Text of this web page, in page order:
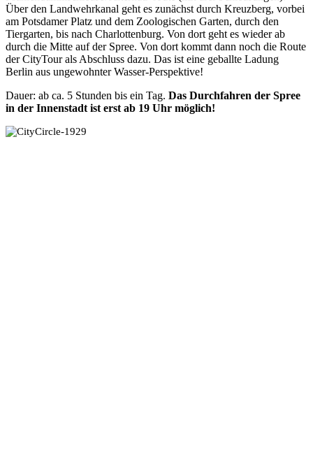
Über den Landwehrkanal geht es zunächst durch Kreuzberg, vorbei
am Potsdamer Platz und dem Zoologischen Garten, durch den
Tiergarten, bis nach Charlottenburg. Von dort geht es wieder ab
durch die Mitte auf der Spree. Von dort kommt dann noch die Route
der CityTour als Abschluss dazu. Das ist eine geballte Ladung
Berlin aus ungewohnter Wasser-Perspektive!
Dauer: ab ca. 5 Stunden bis ein Tag. Das Durchfahren der Spree
in der Innenstadt ist erst ab 19 Uhr möglich!